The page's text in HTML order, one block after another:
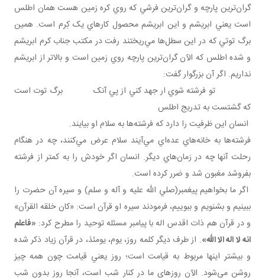
گران‌ترين پارچه و گران‌ترين فرشي که روي کره زمين هست همان اطلس
است يعني ابريشم و اين ابريشم محصول کارهاي يک کِرم است. همين
برگ توتي که در اين سطل‌ها مي‌ريختند رفت در مکتب جناب کرم ابريشم
و شده اطلس که الآن گران‌ترين پارچه روي زمين است و بالاتر از ابريشم
نداريم. اگر آن بزرگوار گفت:
تو فرشته شوي ار جهد کني از پي آنک برگ توت است
که گشتست به تدريج اطلس
انسان اين ظرفيت را دارد که فرشته‌ها به سلام او بيايند.
فرشته‌ها به خانه‌هاي عده‌اي مي‌آيند سلام عرض مي‌کنند، چه در هنگام
رحلت آنها چه در زمان‌هاي ديگر. انسان اگر خودش را به کمتر از فرشته
بفروشد مغبون شد و ضرر کرده است.
اگر ما بخواهيم پيغمبر(صلي الله عليه و آله و سلم) و سيره آن حضرت را
ببينيم و بشنويم و ببوييم، فرمودند سيره او قرآن است: «کان خلقه القرآن»
و در قرآن هم ذات اقدس اله با پيامبر مسئله توحيد را مطرح کرد: «فاعلم
انه لا اله الا الله». از طرف ديگر کلمه روز، يوم، يومئذ، در قرآن زياد ذکر شده
و بيشتر اينها مربوط به قيامت است؛ روز يعني قيامت چون همه چيز
روشن مي‌شود. الآن روزهاي ما در کنار شب است، آنجا روز بدون شب